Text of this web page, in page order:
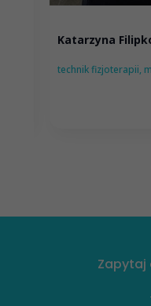
Katarzyna
technik fizjoterapii,
Zapytaj